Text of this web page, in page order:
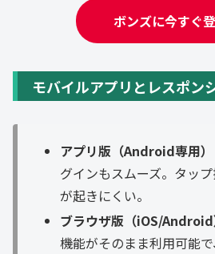
ボンズに今すぐ
モバイルアプリとレスポン
アプリ版（Android専用）
グインもスムーズ。タッ
が起きにくい。
ブラウザ版（iOS/Android
機能がそのまま利用可能